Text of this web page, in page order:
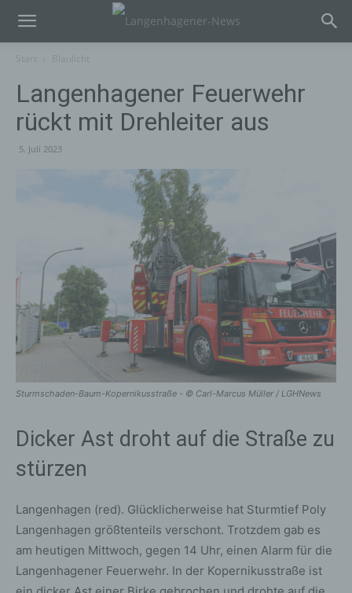
Langenhagener Feuerwehr
rückt mit Drehleiter aus
5. Juli 2023
Sturmschaden-Baum-Kopernikusstraße - © Carl-Marcus Müller / LGHNews
Dicker Ast droht auf die Straße zu
stürzen
Langenhagen (red). Glücklicherweise hat Sturmtief Poly
Langenhagen größtenteils verschont. Trotzdem gab es
am heutigen Mittwoch, gegen 14 Uhr, einen Alarm für die
Langenhagener Feuerwehr. In der Kopernikusstraße ist